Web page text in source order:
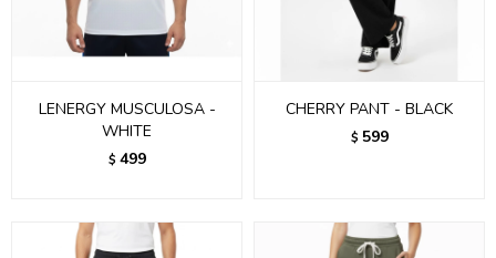
LENERGY MUSCULOSA -
WHITE
$ 499
CHERRY PANT - BLACK
$ 599